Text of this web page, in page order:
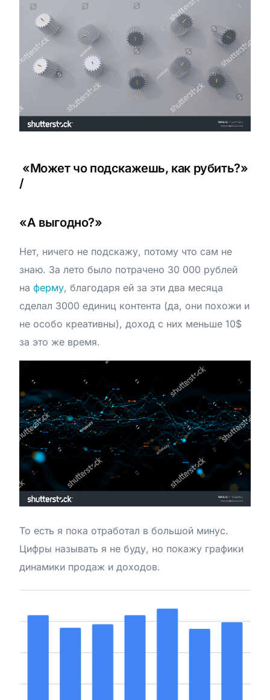
«Может чо подскажешь, как рубить?»
/
«А выгодно?»
Нет, ничего не подскажу, потому что сам не
знаю. За лето было потрачено 30 000 рублей
наферму, благодаря ей за эти два месяца
сделал 3000 единиц контента (да, они похожи и
не особо креативны), доход с них меньше 10$
за это же время.
То есть я пока отработал в большой минус.
Цифры называть я не буду, но покажу графики
динамики продаж и доходов.